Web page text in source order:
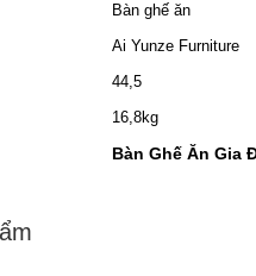
Bàn ghế ăn
Ai Yunze Furniture
44,5
16,8kg
Bàn Ghế Ăn Gia